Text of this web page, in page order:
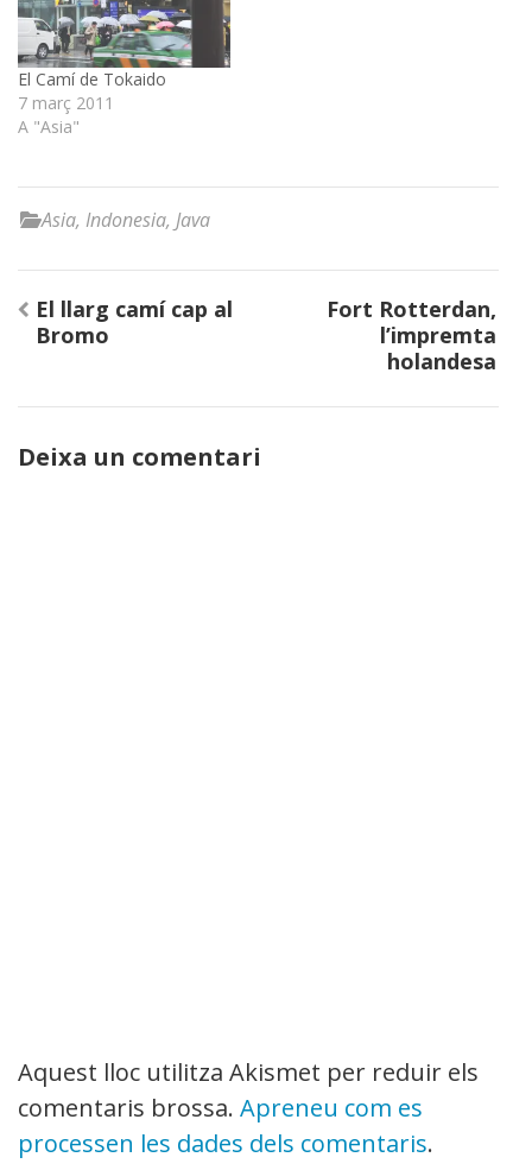
El Camí de Tokaido
7 març 2011
A "Asia"
Asia, Indonesia, Java
Navegació
d'entrades
El llarg camí cap al
Bromo
Fort Rotterdan,
l’impremta
holandesa
Deixa un comentari
Aquest lloc utilitza Akismet per reduir els
comentaris brossa. Apreneu com es
processen les dades dels comentaris.